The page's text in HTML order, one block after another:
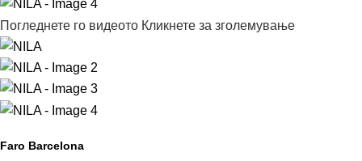
Погледнете го видеото Кликнете за зголемување
Faro Barcelona